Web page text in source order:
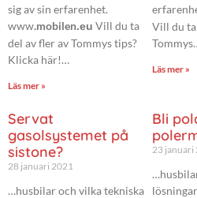
sig av sin erfarenhet.
www.mobilen.eu Vill du ta
del av fler av Tommys tips?
Klicka här!…
Läs mer »
Vill du
Läs mer »
Servat
gasolsystemet på
sistone?
28 januari 2021
…husbilar och vilka tekniska
Bli
23 januari